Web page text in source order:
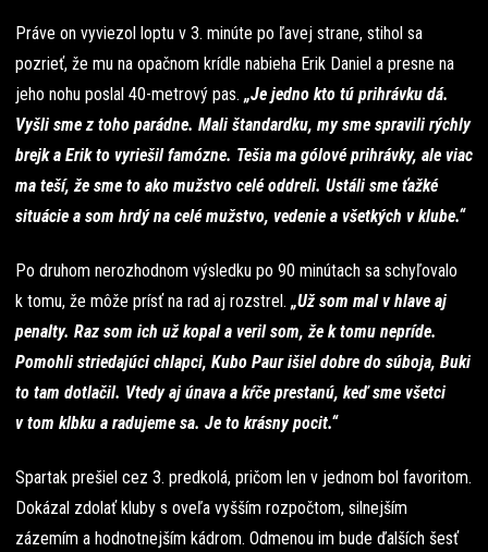
Práve on vyviezol loptu v 3. minúte po ľavej strane, stihol sa
pozrieť, že mu na opačnom krídle nabieha Erik Daniel a presne na
jeho nohu poslal 40-metrový pas. „Je jedno kto tú prihrávku dá.
Vyšli sme z toho parádne. Mali štandardku, my sme spravili rýchly
brejk a Erik to vyriešil famózne. Tešia ma gólové prihrávky, ale viac
ma teší, že sme to ako mužstvo celé oddreli. Ustáli sme ťažké
situácie a som hrdý na celé mužstvo, vedenie a všetkých v klube.“
Po druhom nerozhodnom výsledku po 90 minútach sa schyľovalo
k tomu, že môže prísť na rad aj rozstrel. „Už som mal v hlave aj
penalty. Raz som ich už kopal a veril som, že k tomu nepríde.
Pomohli striedajúci chlapci, Kubo Paur išiel dobre do súboja, Buki
to tam dotlačil. Vtedy aj únava a kŕče prestanú, keď sme všetci
v tom klbku a radujeme sa. Je to krásny pocit.“
Spartak prešiel cez 3. predkolá, pričom len v jednom bol favoritom.
Dokázal zdolať kluby s oveľa vyšším rozpočtom, silnejším
zázemím a hodnotnejším kádrom. Odmenou im bude ďalších šesť